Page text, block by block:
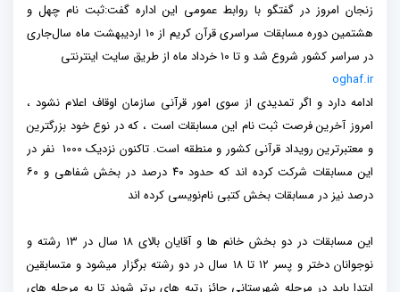
زنجان امروز در گفتگو با روابط عمومی این اداره گفت:ثبت نام چهل و
هشتمین دوره مسابقات سراسری قرآن کریم از ۱۰ اردیبهشت ماه سال‌جاری
در سراسر کشور شروع شد و تا ۱۰ خرداد ماه از طریق سایت اینترنتی
oghaf.ir
ادامه دارد و اگر تمدیدی از سوی امور قرآنی سازمان اوقاف اعلام نشود ،
امروز آخرین فرصت ثبت نام این مسابقات است ، که در نوع خود بزرگترین
و معتبرترین رویداد قرآنی کشور و منطقه است. تاکنون نزدیک 1000 نفر در
این مسابقات شرکت کرده اند که حدود ۴۰ درصد در بخش شفاهی و ۶۰
درصد نیز در مسابقات بخش کتبی نام‌نویسی کرده اند
این مسابقات در دو بخش خانم ها و آقایان بالای ۱۸ سال در ۱۳ رشته و
نوجوانان دختر و پسر ۱۲ تا ۱۸ سال در دو رشته برگزار میشود و متسابقین
ابتدا باید در مرحله شهرستانی حائز رتبه های برتر شوند تا به مرحله های